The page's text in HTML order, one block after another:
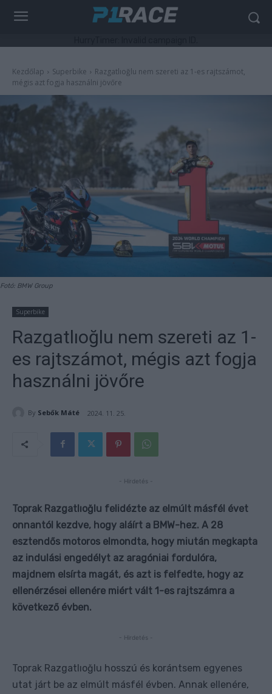
Kezdőlap Superbike
Razgatlıoğlu nem szereti az 1-es rajtszámot,
mégis azt fogja használni jövőre
Fotó: BMW Group
Superbike
Razgatlıoğlu nem szereti az 1-
es rajtszámot, mégis azt fogja
használni jövőre
By Sebők Máté 2024. 11. 25.
- Hirdetés -
Toprak Razgatlıoğlu felidézte az elmúlt másfél évet
onnantól kezdve, hogy aláírt a BMW-hez. A 28
esztendős motoros elmondta, hogy miután megkapta
az indulási engedélyt az aragóniai fordulóra,
majdnem elsírta magát, és azt is felfedte, hogy az
ellenérzései ellenére miért vált 1-es rajtszámra a
következő évben.
- Hirdetés -
Toprak Razgatlıoğlu hosszú és korántsem egyenes
utat járt be az elmúlt másfél évben. Annak ellenére,